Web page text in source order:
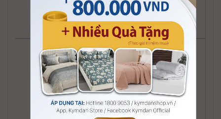
Sofa kiểu Mighty